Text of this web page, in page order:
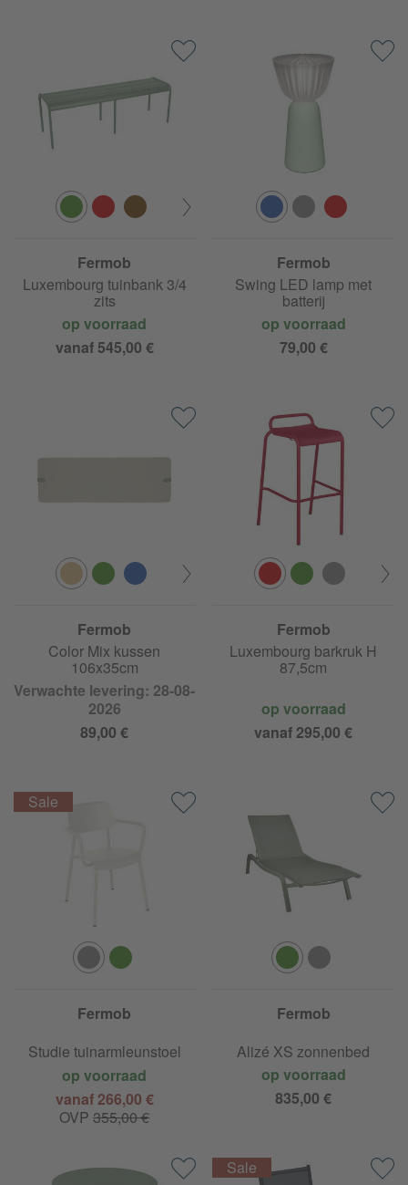
Fermob
Luxembourg tuinbank 3/4
zits
op voorraad
vanaf 545,00 €
Fermob
Swing LED lamp met
batterij
op voorraad
79,00 €
Fermob
Color Mix kussen
106x35cm
Verwachte levering: 28-08-
2026
89,00 €
Fermob
Luxembourg barkruk H
87,5cm
op voorraad
vanaf 295,00 €
Fermob
Studie tuinarmleunstoel
op voorraad
vanaf 266,00 €
OVP355,00 €
Fermob
Alizé XS zonnenbed
op voorraad
835,00 €